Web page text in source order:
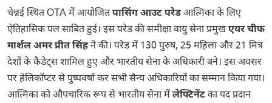
चेन्नई स्थित OTA में आयोजितपासिंग आउट परेडआत्मिका के लिए
ऐतिहासिक पल साबित हुई। इस परेड की समीक्षा वायु सेना प्रमुखएयर चीफ
मार्शल अमर प्रीत सिंहने की। परेड में 130 पुरुष, 25 महिला और 21 मित्र
देशों के कैडेट्स शामिल हुए और भारतीय सेना के अधिकारी बने। इस अवसर
पर हेलिकॉप्टर से पुष्पवर्षा कर सभी सैन्य अधिकारियों का सम्मान किया गया।
आत्मिका को औपचारिक रूप से भारतीय सेना मेंलेफ्टिनेंटका पद प्रदान